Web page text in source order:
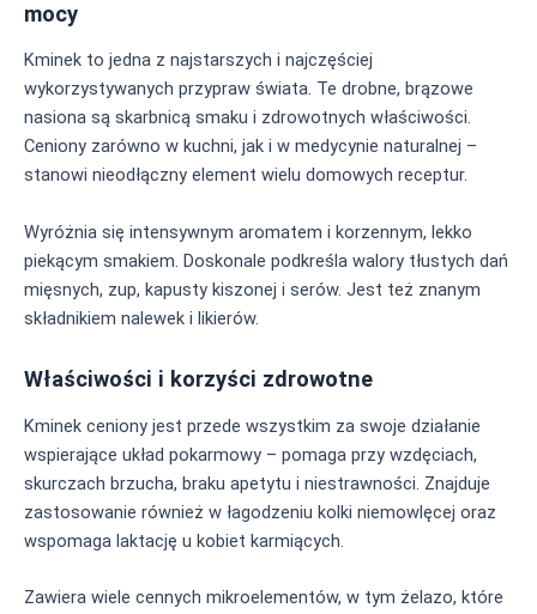
mocy
Kminek to jedna z najstarszych i najczęściej
wykorzystywanych przypraw świata. Te drobne, brązowe
nasiona są skarbnicą smaku i zdrowotnych właściwości.
Ceniony zarówno w kuchni, jak i w medycynie naturalnej –
stanowi nieodłączny element wielu domowych receptur.
Wyróżnia się intensywnym aromatem i korzennym, lekko
piekącym smakiem. Doskonale podkreśla walory tłustych dań
mięsnych, zup, kapusty kiszonej i serów. Jest też znanym
składnikiem nalewek i likierów.
Właściwości i korzyści zdrowotne
Kminek ceniony jest przede wszystkim za swoje działanie
wspierające układ pokarmowy – pomaga przy wzdęciach,
skurczach brzucha, braku apetytu i niestrawności. Znajduje
zastosowanie również w łagodzeniu kolki niemowlęcej oraz
wspomaga laktację u kobiet karmiących.
Zawiera wiele cennych mikroelementów, w tym żelazo, które